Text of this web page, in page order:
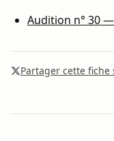
Audition n° 30
Partager cette fiche